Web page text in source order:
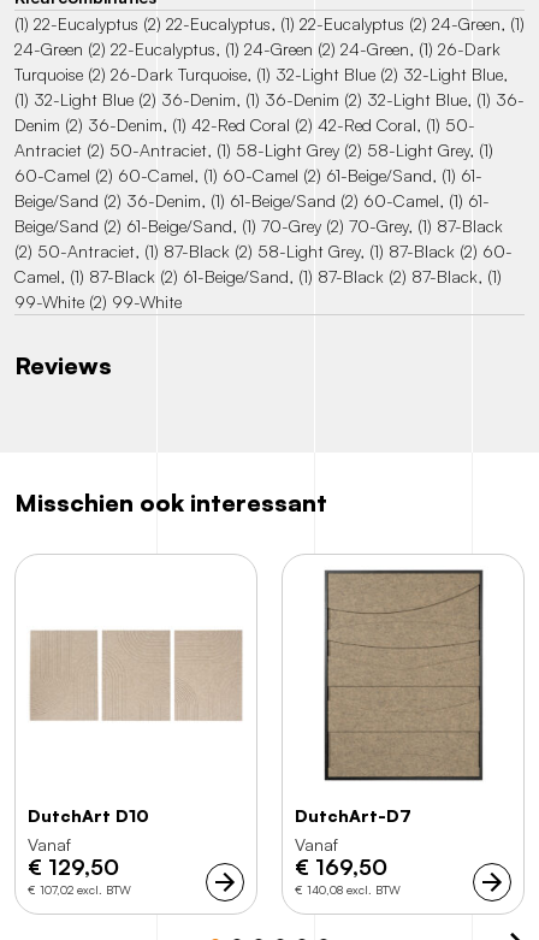
(1) 22-Eucalyptus (2) 22-Eucalyptus, (1) 22-Eucalyptus (2) 24-Green, (1)
24-Green (2) 22-Eucalyptus, (1) 24-Green (2) 24-Green, (1) 26-Dark
Turquoise (2) 26-Dark Turquoise, (1) 32-Light Blue (2) 32-Light Blue,
(1) 32-Light Blue (2) 36-Denim, (1) 36-Denim (2) 32-Light Blue, (1) 36-
Denim (2) 36-Denim, (1) 42-Red Coral (2) 42-Red Coral, (1) 50-
Antraciet (2) 50-Antraciet, (1) 58-Light Grey (2) 58-Light Grey, (1)
60-Camel (2) 60-Camel, (1) 60-Camel (2) 61-Beige/Sand, (1) 61-
Beige/Sand (2) 36-Denim, (1) 61-Beige/Sand (2) 60-Camel, (1) 61-
Beige/Sand (2) 61-Beige/Sand, (1) 70-Grey (2) 70-Grey, (1) 87-Black
(2) 50-Antraciet, (1) 87-Black (2) 58-Light Grey, (1) 87-Black (2) 60-
Camel, (1) 87-Black (2) 61-Beige/Sand, (1) 87-Black (2) 87-Black, (1)
99-White (2) 99-White
Reviews
Misschien ook interessant
DutchArt D10
Vanaf
€ 129,50
€ 107,02 excl. BTW
DutchArt-D7
Vanaf
€ 169,50
€ 140,08 excl. BTW